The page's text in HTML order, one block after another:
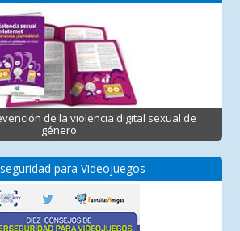
de la violencia digital sexual de
género
para Videojuegos